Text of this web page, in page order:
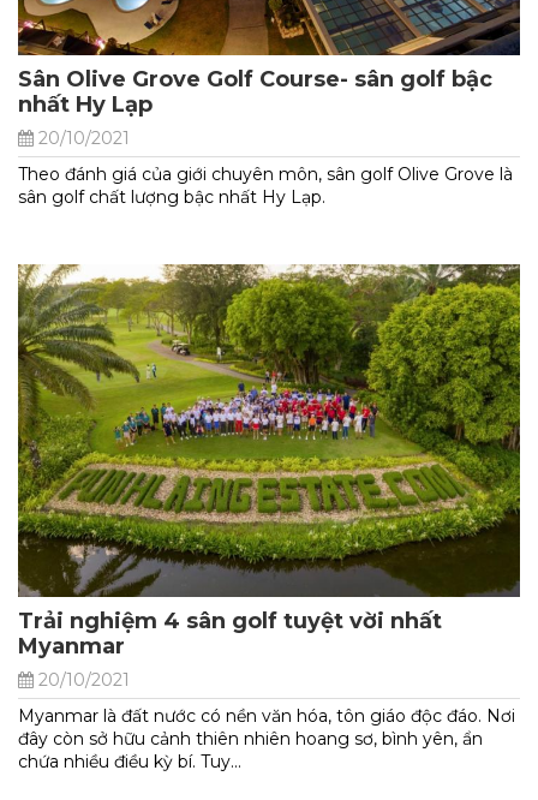
Sân Olive Grove Golf Course- sân golf bậc
nhất Hy Lạp
20/10/2021
Theo đánh giá của giới chuyên môn, sân golf Olive Grove là
sân golf chất lượng bậc nhất Hy Lạp.
Trải nghiệm 4 sân golf tuyệt vời nhất
Myanmar
20/10/2021
Myanmar là đất nước có nền văn hóa, tôn giáo độc đáo. Nơi
đây còn sở hữu cảnh thiên nhiên hoang sơ, bình yên, ẩn
chứa nhiều điều kỳ bí. Tuy...